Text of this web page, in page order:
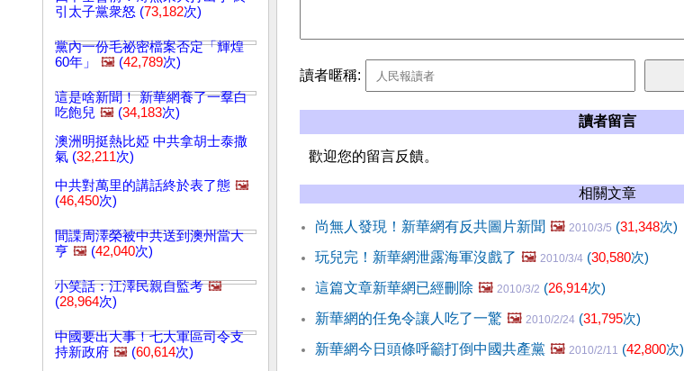
引太子黨衆怒 (73,182次)
黨內一份毛祕密檔案否定「輝煌
60年」
🖼️ (42,789次)
這是啥新聞！ 新華網養了一羣白
吃飽兒 🖼️ (34,183次)
澳洲明挺熱比婭 中共拿胡士泰撒
氣 (32,211次)
中共對萬里的講話終於表了態 🖼️
(46,450次)
間諜周澤榮被中共送到澳州當大
亨 🖼️ (42,040次)
小笑話：江澤民親自監考 🖼️
(28,964次)
中國要出大事！七大軍區司令支
持新政府 🖼️ (60,614次)
讀者暱稱:
讀者留言
歡迎您的留言反饋。
相關文章
尚無人發現！新華網有反共圖片新聞 🖼️ 2010/3/5 (31,348次)
玩兒完！新華網泄露海軍沒戲了 🖼️ 2010/3/4 (30,580次)
這篇文章新華網已經刪除 🖼️ 2010/3/2 (26,914次)
新華網的任免令讓人吃了一驚 🖼️ 2010/2/24 (31,795次)
新華網今日頭條呼籲打倒中國共產黨 🖼️ 2010/2/11 (42,800次)